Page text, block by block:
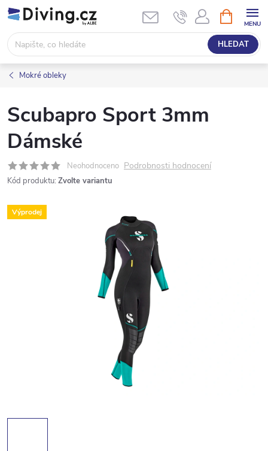
Přejít
na
obsah
HLEDAT
NÁKUPNÍ
KOŠÍK
Mokré obleky
Scubapro Sport 3mm
Dámské
Neohodnoceno Podrobnosti hodnocení
Kód produktu: Zvolte variantu
Výprodej